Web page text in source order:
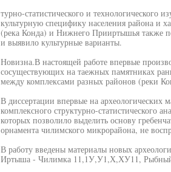
турно-статистического и технологического
культурную специфику населения района и
(река Конда) и Нижнего Прииртышья также
и выявило культурные варианты.
Новизна.В настоящей работе впервые
сосуществующих на таежных памятниках
между комплексами разных районов (реки
В диссертации впервые на археологических
комплексного структурно-статистического
которых позволило выделить основу
орнамента чилимского микрорайона, не
В работу введены материалы новых
Иртыша - Чилимка 11,1У,У1,Х,ХУ11,